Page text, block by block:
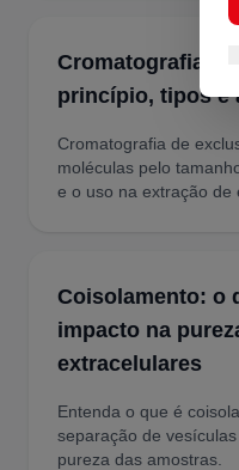
Cromatografia
princípio, tipos e
Cromatografia de
moléculas pelo
e o uso na extração de
Coisolamento: o
impacto na
extracelulares
Entenda o que é
separação de
pureza das amostras.